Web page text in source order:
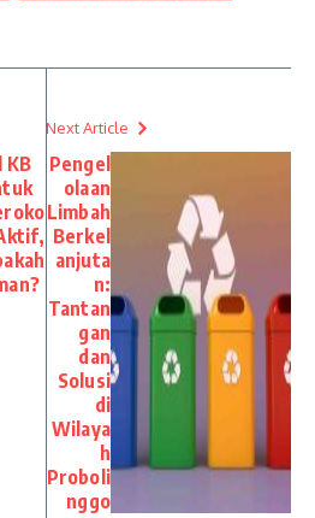
KB
Next Article
Pengel
olaan
Limbah
Berkel
anjuta
n:
Tantan
gan
dan
Solusi
di
Wilaya
h
Proboli
nggo